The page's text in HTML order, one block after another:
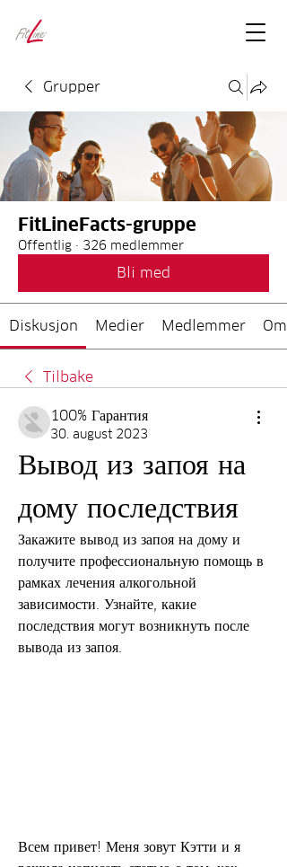
Grupper
FitLineFacts-gruppe
Offentlig · 326 medlemmer
Bli med
Diskusjon Medier Medlemmer Om
Tilbake
100% Гарантия
30. august 2023
Вывод из запоя на
дому последствия
Закажите вывод из запоя на дому и
получите профессиональную помощь в
рамках лечения алкогольной
зависимости. Узнайте, какие
последствия могут возникнуть после
вывода из запоя.
Всем привет! Меня зовут Кэтти и я